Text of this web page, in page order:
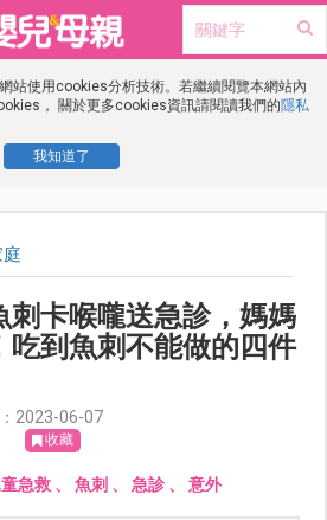
站使用cookies分析技術。若繼續閱覽本網站內
， 關於更多cookies資訊請閱讀我們的隱私
我知道了
刺卡喉嚨送急診，媽媽
吃到魚刺不能做的四件
2023-06-07
收藏
急救、 魚刺 、 急診、 意外